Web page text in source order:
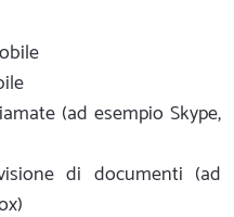
(ad esempio Skype,
di documenti (ad